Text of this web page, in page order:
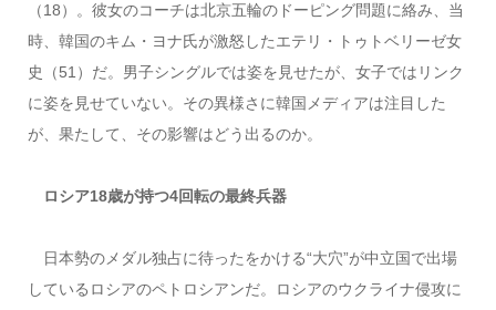
（18）。彼女のコーチは北京五輪のドーピング問題に絡み、当
時、韓国のキム・ヨナ氏が激怒したエテリ・トゥトベリーゼ女
史（51）だ。男子シングルでは姿を見せたが、女子ではリンク
に姿を見せていない。その異様さに韓国メディアは注目した
が、果たして、その影響はどう出るのか。
ロシア18歳が持つ4回転の最終兵器
日本勢のメダル独占に待ったをかける“大穴”が中立国で出場
しているロシアのペトロシアンだ。ロシアのウクライナ侵攻に